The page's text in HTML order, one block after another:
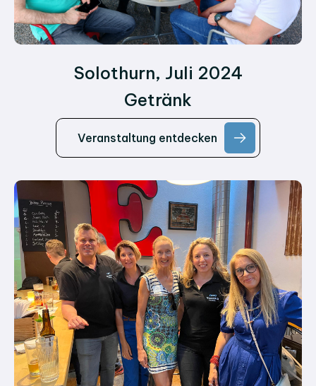
Solothurn, Juli 2024
Getränk
Veranstaltung entdecken